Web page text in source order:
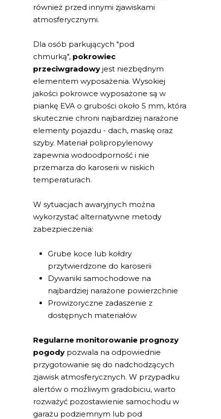
również przed innymi zjawiskami
atmosferycznymi.
Dla osób parkujących "pod
chmurką", pokrowiec
przeciwgradowy jest niezbędnym
elementem wyposażenia. Wysokiej
jakości pokrowce wyposażone są w
piankę EVA o grubości około 5 mm, która
skutecznie chroni najbardziej narażone
elementy pojazdu - dach, maskę oraz
szyby. Materiał polipropylenowy
zapewnia wodoodporność i nie
przemarza do karoserii w niskich
temperaturach.
W sytuacjach awaryjnych można
wykorzystać alternatywne metody
zabezpieczenia:
Grube koce lub kołdry
przytwierdzone do karoserii
Dywaniki samochodowe na
najbardziej narażone powierzchnie
Prowizoryczne zadaszenie z
dostępnych materiałów
Regularne monitorowanie prognozy
pogody pozwala na odpowiednie
przygotowanie się do nadchodzących
zjawisk atmosferycznych. W przypadku
alertów o możliwym gradobiciu, warto
rozważyć pozostawienie samochodu w
garażu podziemnym lub pod